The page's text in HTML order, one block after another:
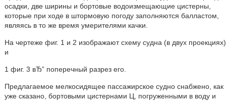
осадки, две ширины и бортовые водоизмещающие цистерны,
которые при ходе в штормовую погоду заполняются балластом,
являясь в то же время умерителями качки.
На чертеже фиг. 1 и 2 изображают схему судна (в двух проекциях)
и
1 фиг. 3 вЂ” поперечный разрез его.
Предлагаемое мелкосидящее пассажирское судно снабжено, как
уже сказано, бортовыми цистернами Ц, погруженными в воду и